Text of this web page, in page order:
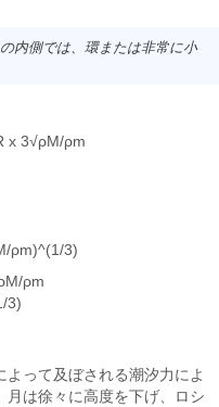
内側では、環または非常に小
x 3√ρM/ρm
ρm)^(1/3)
ρm
3)
って及ぼされる潮汐力によ
月は徐々に高度を下げ、ロシ